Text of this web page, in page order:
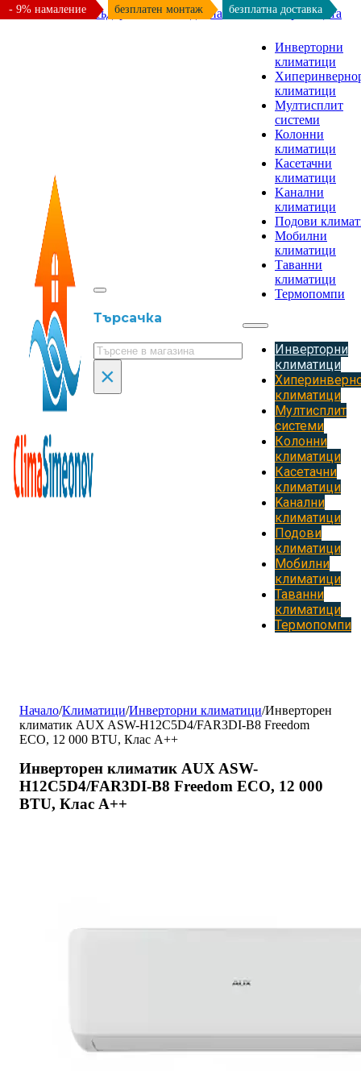
Към основното съдържание Към долната част на страницата
Търсачка
Търсене
×
Инверторни
климатици
климатици
Мултисплит
системи
Колонни
климатици
Касетачни
климатици
Kанални
климатици
Подови
Мобилни
климатици
Таванни
климатици
Термопомпи
Инверторни
климатици
климатици
Мултисплит
системи
Колонни
климатици
Касетачни
климатици
Kанални
климатици
Подови
климатици
Мобилни
климатици
Таванни
климатици
Термопомпи
Начало/Климатици/Инверторни климатици/Инверторен
климатик AUX ASW-H12C5D4/FAR3DI-B8 Freedom
ECO, 12 000 BTU, Клас A++
Инверторен климатик AUX ASW-
H12C5D4/FAR3DI-B8 Freedom ECO, 12 000
BTU, Клас A++
- 9% намаление безплатен монтаж безплатна доставка